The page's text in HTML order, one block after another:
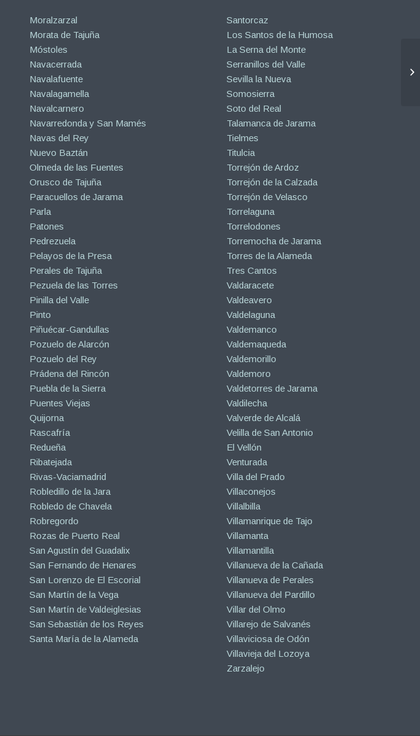
Moralzarzal
Morata de Tajuña
Móstoles
Navacerrada
Navalafuente
Navalagamella
Navalcarnero
Navarredonda y San Mamés
Navas del Rey
Nuevo Baztán
Olmeda de las Fuentes
Orusco de Tajuña
Paracuellos de Jarama
Parla
Patones
Pedrezuela
Pelayos de la Presa
Perales de Tajuña
Pezuela de las Torres
Pinilla del Valle
Pinto
Piñuécar-Gandullas
Pozuelo de Alarcón
Pozuelo del Rey
Prádena del Rincón
Puebla de la Sierra
Puentes Viejas
Quijorna
Rascafría
Redueña
Ribatejada
Rivas-Vaciamadrid
Robledillo de la Jara
Robledo de Chavela
Robregordo
Rozas de Puerto Real
San Agustín del Guadalix
San Fernando de Henares
San Lorenzo de El Escorial
San Martín de la Vega
San Martín de Valdeiglesias
San Sebastián de los Reyes
Santa María de la Alameda
Santorcaz
Los Santos de la Humosa
La Serna del Monte
Serranillos del Valle
Sevilla la Nueva
Somosierra
Soto del Real
Talamanca de Jarama
Tielmes
Titulcia
Torrejón de Ardoz
Torrejón de la Calzada
Torrejón de Velasco
Torrelaguna
Torrelodones
Torremocha de Jarama
Torres de la Alameda
Tres Cantos
Valdaracete
Valdeavero
Valdelaguna
Valdemanco
Valdemaqueda
Valdemorillo
Valdemoro
Valdetorres de Jarama
Valdilecha
Valverde de Alcalá
Velilla de San Antonio
El Vellón
Venturada
Villa del Prado
Villaconejos
Villalbilla
Villamanrique de Tajo
Villamanta
Villamantilla
Villanueva de la Cañada
Villanueva de Perales
Villanueva del Pardillo
Villar del Olmo
Villarejo de Salvanés
Villaviciosa de Odón
Villavieja del Lozoya
Zarzalejo